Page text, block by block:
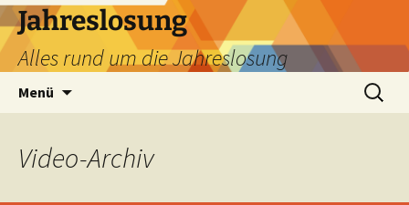
Zum
Inhalt
springen
Jahreslosung
Alles rund um die Jahreslosung
Menü
Suchen
nach:
Video-Archiv